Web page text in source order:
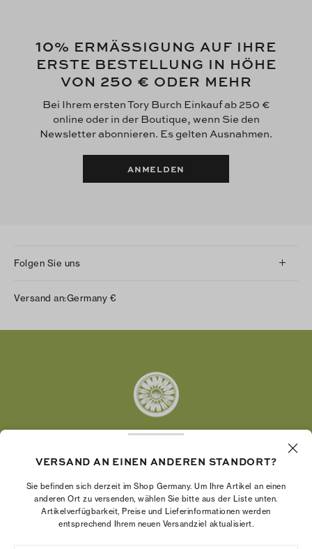
10% ERMÄSSIGUNG AUF IHRE
ERSTE BESTELLUNG IN HÖHE
VON 250 € ODER MEHR
Bei Ihrem ersten Tory Burch Einkauf ab 250 €
online oder in der Boutique, wenn Sie den
Newsletter abonnieren. Es gelten Ausnahmen.
ANMELDEN
Folgen Sie uns
Twitter
Versand an:Germany €
Die Tory Burch Foundation stärkt die
Unternehmerinnen dabei unterstützt, ein starkes
und beständiges Unternehmen aufzubauen.
VERSAND AN EINEN ANDEREN STANDORT?
Sie befinden sich derzeit im Shop Germany. Um Ihre Artikel an einen
anderen Ort zu versenden, wählen Sie bitte aus der Liste unten.
Artikelverfügbarkeit, Preise und Lieferinformationen werden
entsprechend Ihrem neuen Versandziel aktualisiert.